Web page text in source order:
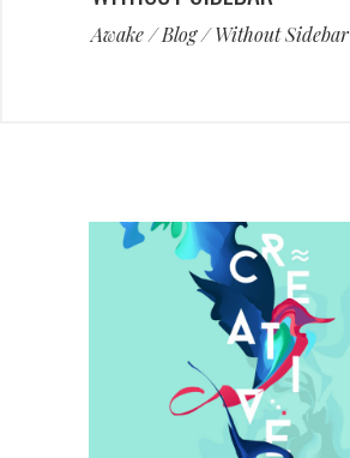
Awake/Blog/Without Sidebar